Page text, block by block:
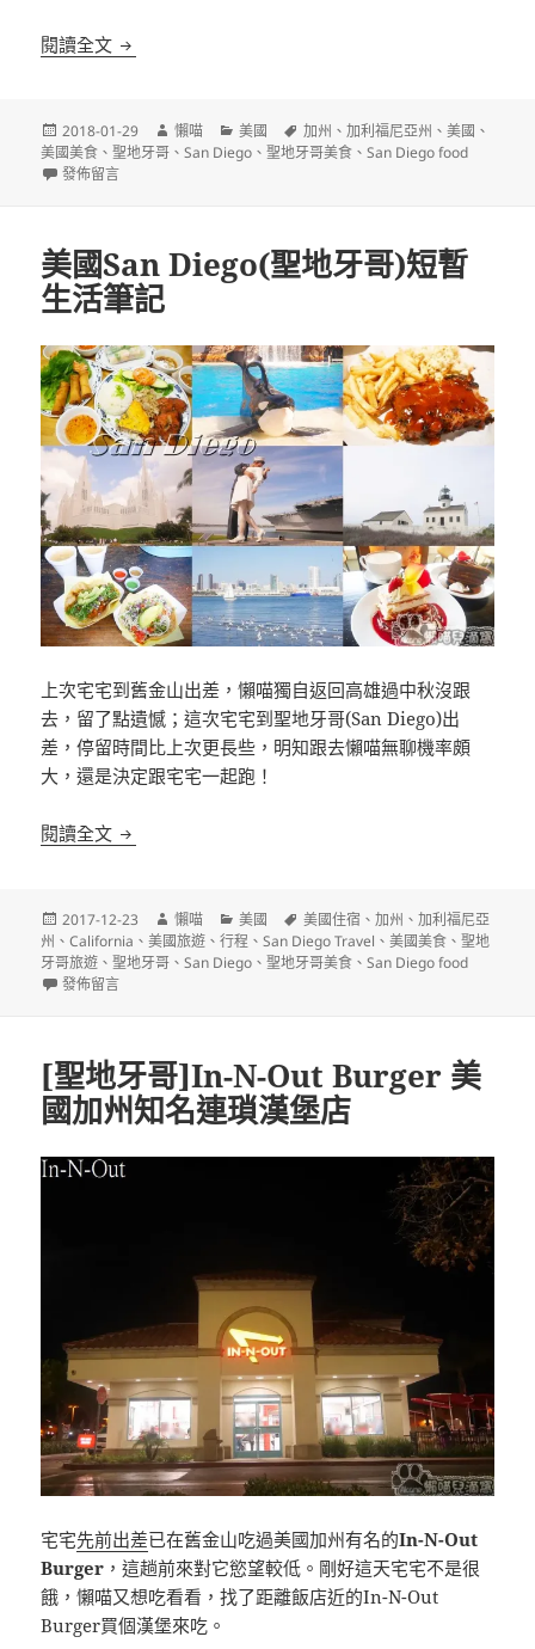
閱讀全文 [聖地牙哥]The Boiling Crab San Diego 有名排隊海
發
佈
日
2018-01-29
作
者
懶喵
分
類
美國
標
籤
加州 、加利福尼亞州 、美國 、
美國美食 、聖地牙哥 、San Diego 、聖地牙哥美食 、San Diego food
在〈[聖地牙哥]The Boiling Crab San Diego 有名排隊海鮮餐廳〉
發佈留言
美國San Diego(聖地牙哥)短暫
生活筆記
上次宅宅到舊金山出差，懶喵獨自返回高雄過中秋沒跟
去，留了點遺憾；這次宅宅到聖地牙哥(San Diego)出
差，停留時間比上次更長些，明知跟去懶喵無聊機率頗
大，還是決定跟宅宅一起跑！
閱讀全文 美國San Diego(聖地牙哥)短暫生活筆記
發
佈
日
期:
2017-12-23
作
者
懶喵
分
類
美國
標
籤
美國住宿 、加州 、加利福尼亞
州 、California 、美國旅遊 、行程 、San Diego Travel 、美國美食 、聖地
牙哥旅遊 、聖地牙哥 、San Diego 、聖地牙哥美食 、San Diego food
在〈美國San Diego(聖地牙哥)短暫生活筆記〉
發佈留言
[聖地牙哥]In-N-Out Burger 美
國加州知名連瑣漢堡店
宅宅先前出差已在舊金山吃過美國加州有名的In-N-Out
Burger ，這趟前來對它慾望較低。剛好這天宅宅不是很
餓，懶喵又想吃看看，找了距離飯店近的In-N-Out
Burger買個漢堡來吃。